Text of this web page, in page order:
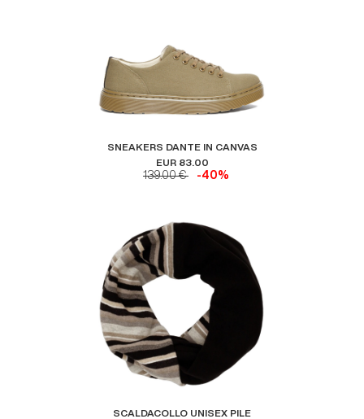
SNEAKERS DANTE IN CANVAS
EUR 83.00
139.00 € -40%
SCALDACOLLO UNISEX PILE